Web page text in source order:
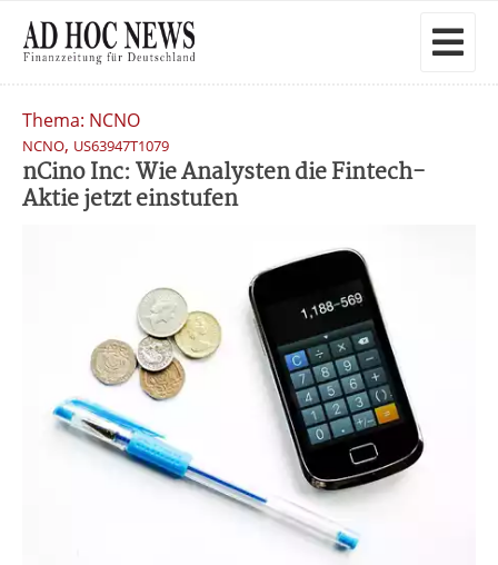
Thema: NCNO
NCNO, US63947T1079
nCino Inc: Wie Analysten die Fintech-
Aktie jetzt einstufen